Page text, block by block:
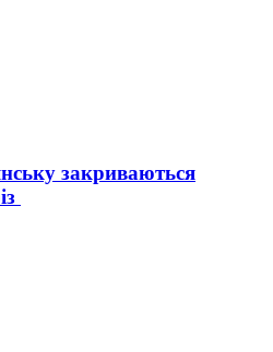
закриваються